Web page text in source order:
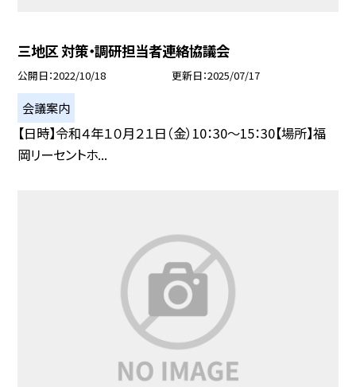
三地区 対策・調研担当者連絡協議会
公開日 2022/10/18 更新日 2025/07/17
会議案内
【日時】令和４年１０月２１日（金）10：30〜15：30【場所】福
岡リーセントホ...